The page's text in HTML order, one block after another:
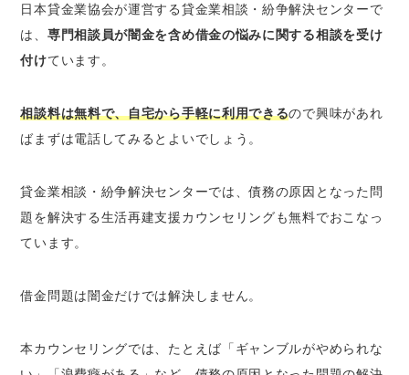
日本貸金業協会が運営する貸金業相談・紛争解決センターで
は、 専門相談員が闇金を含め借金の悩みに関する相談を受け
付けています。
相談料は無料で、自宅から手軽に利用できるので興味があれ
ばまずは電話してみるとよいでしょう。
貸金業相談・紛争解決センターでは、債務の原因となった問
題を解決する生活再建支援カウンセリングも無料でおこなっ
ています。
借金問題は闇金だけでは解決しません。
本カウンセリングでは、たとえば「ギャンブルがやめられな